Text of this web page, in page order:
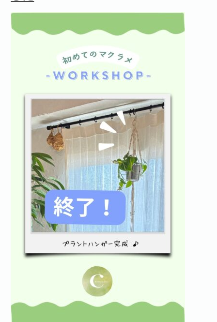
ブログ
お問い合わせ·資料請求